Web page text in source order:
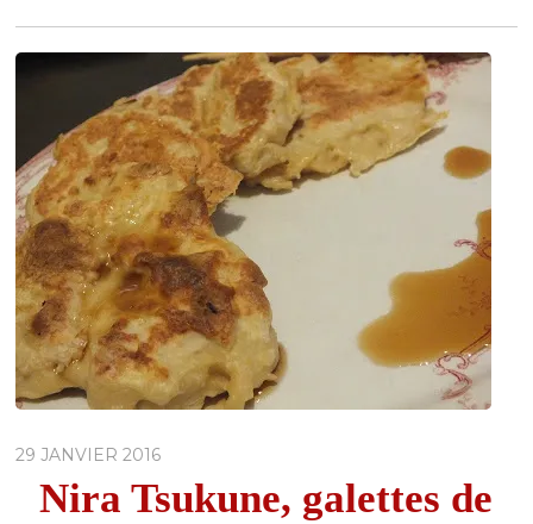
29 JANVIER 2016
Nira Tsukune, galettes de